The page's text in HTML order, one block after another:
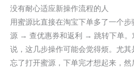
没有耐心适应新操作流程的人
用蜜源比直接在淘宝下单多了一个
源 → 查优惠券和返利 → 跳转下单。
说，这几步操作可能会觉得烦。尤
忘了打开蜜源，下单完才想起来，然